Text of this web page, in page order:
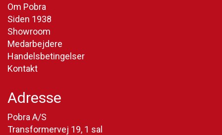
Om Pobra
Siden 1938
Showroom
Medarbejdere
Handelsbetingelser
Kontakt
Adresse
Pobra A/S
Transformervej 19, 1 sal